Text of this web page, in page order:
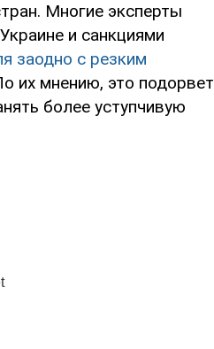
Многие эксперты
и санкциями
заодно с резким
их мнению, это подорвет
более уступчивую